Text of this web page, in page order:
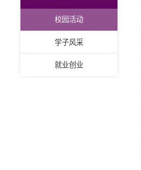
校园活动
学子风采
就业创业